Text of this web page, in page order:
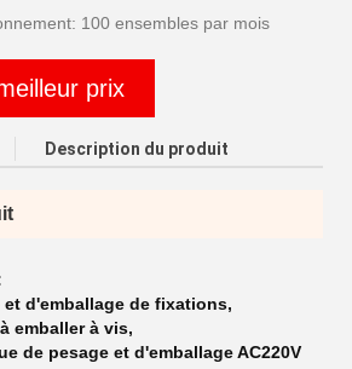
100 ensembles par mois
prix
Description du produit
et d'emballage de fixations,
emballer à vis,
de pesage et d'emballage AC220V